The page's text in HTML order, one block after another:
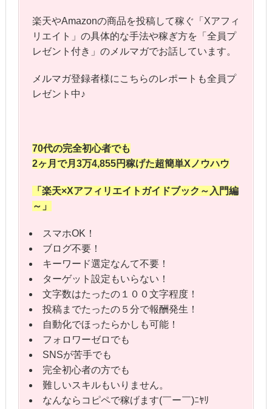
楽天やAmazonの商品を投稿して稼ぐ「Xアフィ
リエイト」の具体的な手法や稼ぎ方を「全員プ
レゼント付き」のメルマガでお話しています。
メルマガ登録者様にこちらのレポートも全員プ
レゼント中♪
70代の完全初心者でも
2ヶ月で月3万4,855円稼げた超簡単Xノウハウ
「楽天×Xアフィリエイト ガイドブック～入門編
～」
スマホOK！
ブログ不要！
キーワード選定なんて不要！
ターゲット設定もいらない！
文字数はたったの１００文字程度！
投稿までたったの５分で報酬発生！
自動化でほったらかしも可能！
フォロワーゼロでも
SNSが苦手でも
完全初心者の方でも
難しいスキルもいりません。
なんならコピペで稼げます(￣ー￣)ﾆﾔﾘ